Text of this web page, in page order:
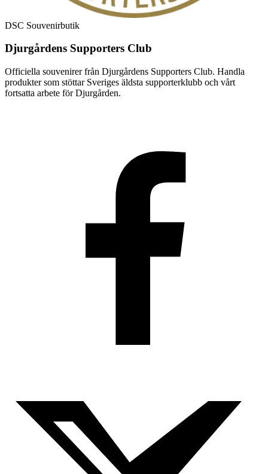
DSC Souvenirbutik
Djurgårdens Supporters Club
Officiella souvenirer från Djurgårdens Supporters Club. Handla
produkter som stöttar Sveriges äldsta supporterklubb och vårt
fortsatta arbete för Djurgården.